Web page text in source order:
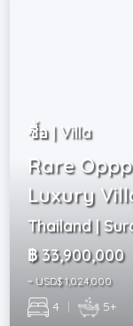
ซื้อ | Villa
Rare
Luxury
Thailand |
฿ 33,900,000
~ USD$ 1,024,000
4 | 5+